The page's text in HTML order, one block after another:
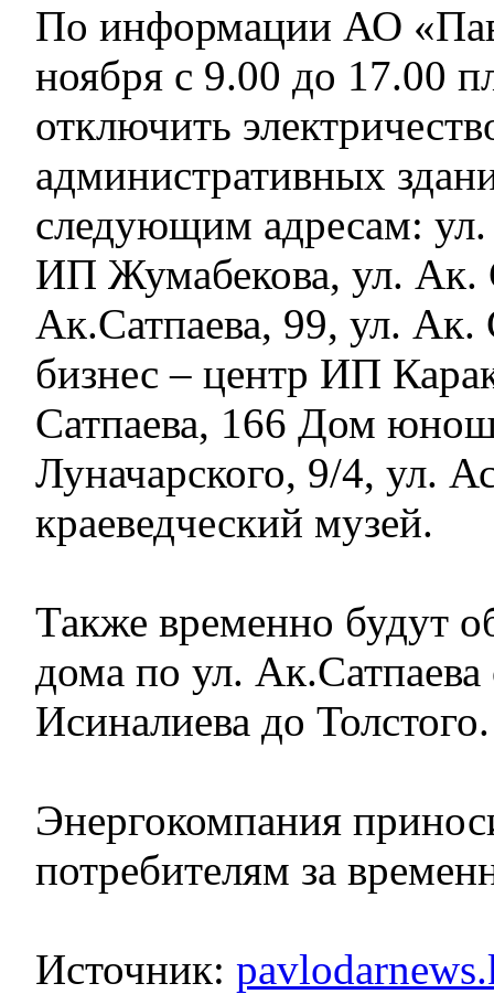
По информации АО
ноября с 9.00 до 17.00
отключить
административных
следующим адресам:
ИП Жумабекова, ул. Ак.
Ак.Сатпаева, 99, ул. Ак.
бизнес – центр ИП
Сатпаева, 166 Дом
Луначарского, 9/4, ул.
краеведческий музей.
Также временно будут
дома по ул.
Исиналиева до Толстого.
Энергокомпания
потребителям за
Источник: